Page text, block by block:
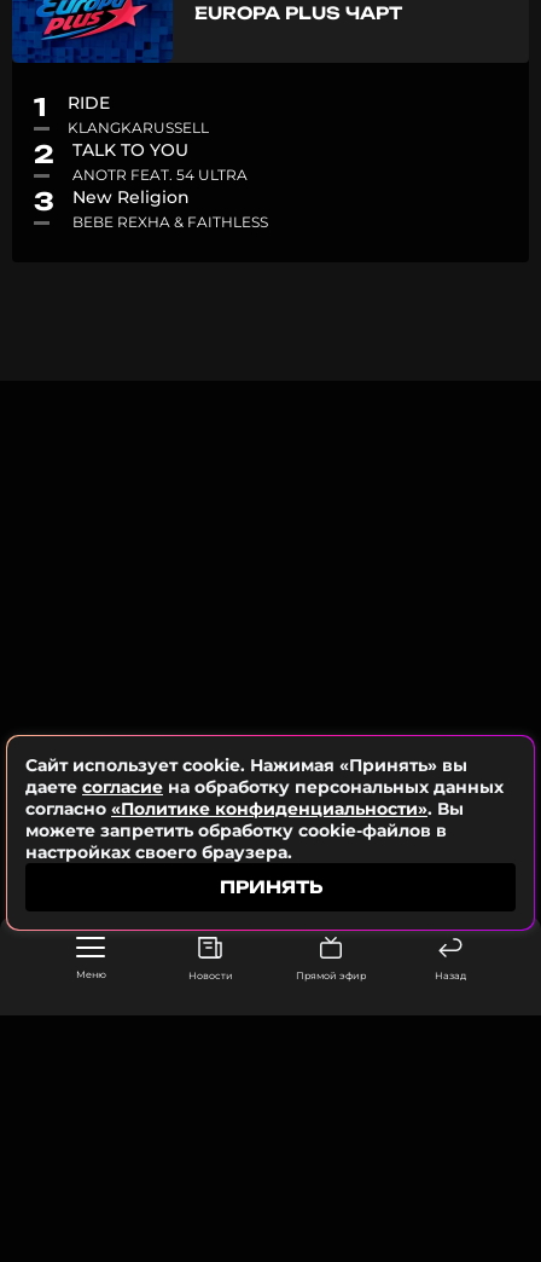
Меню Новости Прямой эфир Назад
EUROPA PLUS ЧАРТ
1 RIDE
KLANGKARUSSELL
2 TALK TO YOU
ANOTR FEAT. 54 ULTRA
3 New Religion
BEBE REXHA & FAITHLESS
Сайт использует cookie. Нажимая «Принять» вы
даете согласие на обработку персональных данных
согласно «Политике конфиденциальности». Вы
можете запретить обработку cookie-файлов в
настройках своего браузера.
ПРИНЯТЬ